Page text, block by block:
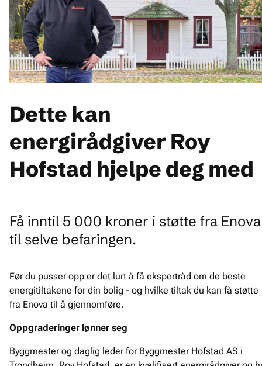
Dette kan
energirådgiver Roy
Hofstad hjelpe deg med
Få inntil 5 000 kroner i støtte fra Enova
til selve befaringen.
Før du pusser opp er det lurt å få ekspertråd om de beste
energitiltakene for din bolig - og hvilke tiltak du kan få støtte
fra Enova til å gjennomføre.
Oppgraderinger lønner seg
Byggmester og daglig leder for Byggmester Hofstad AS i